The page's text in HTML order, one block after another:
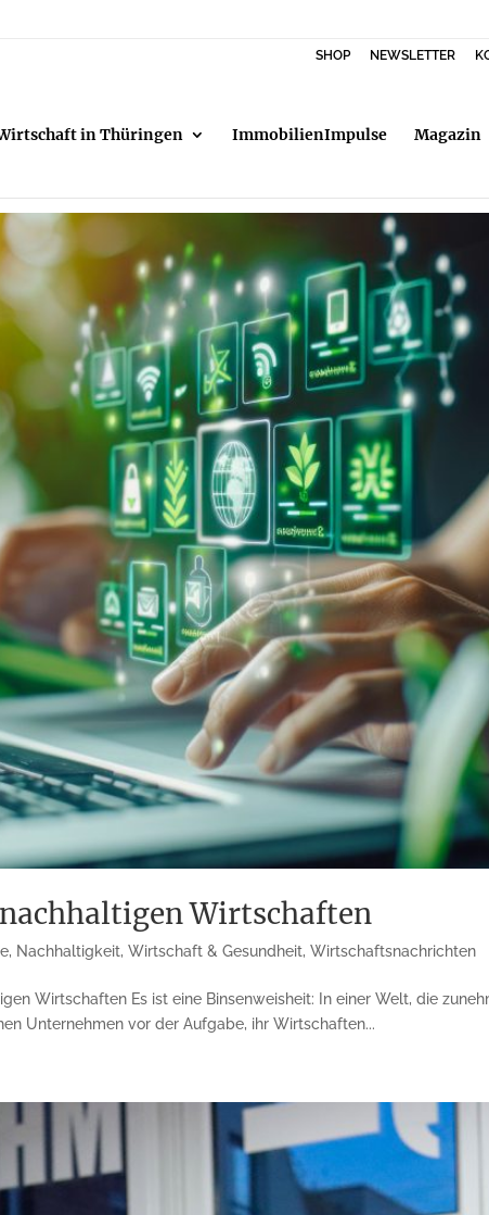
SHOP NEWSLETTER
in Thüringen ImmobilienImpulse Magazin
Wirtschaften
, Nachhaltigkeit,Wirtschaft & Gesundheit,Wirtschaftsnachrichten
Wirtschaften Es ist eine Binsenweisheit: In einer Welt, die
Unternehmen vor der Aufgabe, ihr Wirtschaften...